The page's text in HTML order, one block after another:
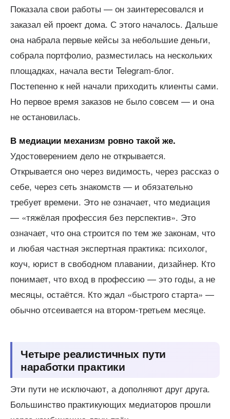
Показала свои работы — он заинтересовался и
заказал ей проект дома. С этого началось. Дальше
она набрала первые кейсы за небольшие деньги,
собрала портфолио, разместилась на нескольких
площадках, начала вести Telegram-блог.
Постепенно к ней начали приходить клиенты сами.
Но первое время заказов не было совсем — и она
не остановилась.
В медиации механизм ровно такой же.
Удостоверением дело не открывается.
Открывается оно через видимость, через рассказ о
себе, через сеть знакомств — и обязательно
требует времени. Это не означает, что медиация
— «тяжёлая профессия без перспектив». Это
означает, что она строится по тем же законам, что
и любая частная экспертная практика: психолог,
коуч, юрист в свободном плавании, дизайнер. Кто
понимает, что вход в профессию — это годы, а не
месяцы, остаётся. Кто ждал «быстрого старта» —
обычно отсеивается на втором-третьем месяце.
Четыре реалистичных пути
наработки практики
Эти пути не исключают, а дополняют друг друга.
Большинство практикующих медиаторов прошли